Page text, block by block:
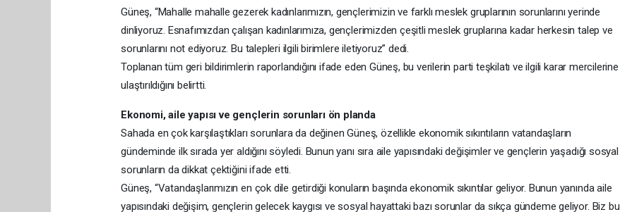
Güneş, “Mahalle mahalle gezerek kadınlarımızın, gençlerimizin ve farklı meslek gruplarının sorunlarını yerinde
dinliyoruz. Esnafımızdan çalışan kadınlarımıza, gençlerimizden çeşitli meslek gruplarına kadar herkesin talep ve
sorunlarını not ediyoruz. Bu talepleri ilgili birimlere iletiyoruz” dedi.
Toplanan tüm geri bildirimlerin raporlandığını ifade eden Güneş, bu verilerin parti teşkilatı ve ilgili karar mercilerine
ulaştırıldığını belirtti.
Ekonomi, aile yapısı ve gençlerin sorunları ön planda
Sahada en çok karşılaştıkları sorunlara da değinen Güneş, özellikle ekonomik sıkıntıların vatandaşların
gündeminde ilk sırada yer aldığını söyledi. Bunun yanı sıra aile yapısındaki değişimler ve gençlerin yaşadığı sosyal
sorunların da dikkat çektiğini ifade etti.
Güneş, “Vatandaşlarımızın en çok dile getirdiği konuların başında ekonomik sıkıntılar geliyor. Bunun yanında aile
yapısındaki değişim, gençlerin gelecek kaygısı ve sosyal hayattaki bazı sorunlar da sıkça gündeme geliyor. Biz bu